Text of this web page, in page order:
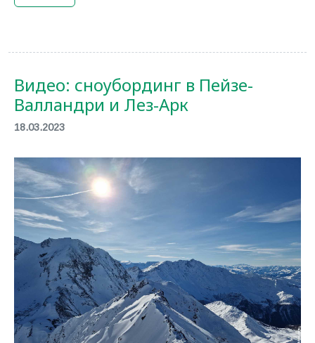
Видео: сноубординг в Пейзе-
Валландри и Лез-Арк
18.03.2023